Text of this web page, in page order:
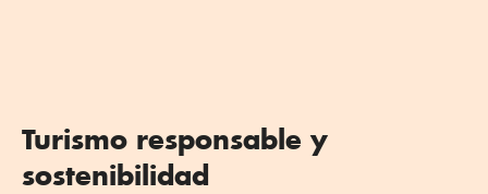
Turismo responsable y
sostenibilidad